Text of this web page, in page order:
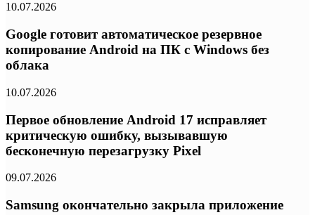
10.07.2026
Google готовит автоматическое резервное
копирование Android на ПК с Windows без
облака
10.07.2026
Первое обновление Android 17 исправляет
критическую ошибку, вызывавшую
бесконечную перезагрузку Pixel
09.07.2026
Samsung окончательно закрыла приложение